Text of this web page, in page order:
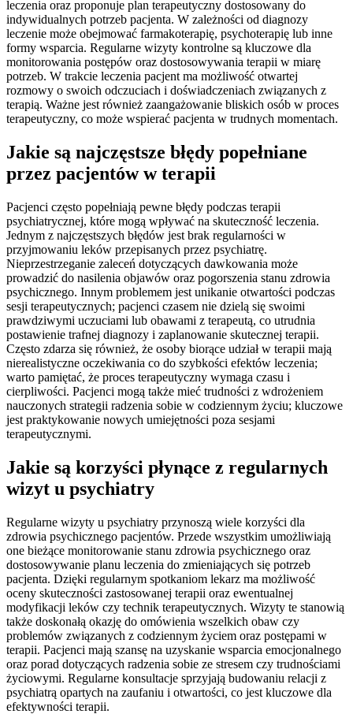
leczenia oraz proponuje plan terapeutyczny dostosowany do
indywidualnych potrzeb pacjenta. W zależności od diagnozy
leczenie może obejmować farmakoterapię, psychoterapię lub inne
formy wsparcia. Regularne wizyty kontrolne są kluczowe dla
monitorowania postępów oraz dostosowywania terapii w miarę
potrzeb. W trakcie leczenia pacjent ma możliwość otwartej
rozmowy o swoich odczuciach i doświadczeniach związanych z
terapią. Ważne jest również zaangażowanie bliskich osób w proces
terapeutyczny, co może wspierać pacjenta w trudnych momentach.
Jakie są najczęstsze błędy popełniane
przez pacjentów w terapii
Pacjenci często popełniają pewne błędy podczas terapii
psychiatrycznej, które mogą wpływać na skuteczność leczenia.
Jednym z najczęstszych błędów jest brak regularności w
przyjmowaniu leków przepisanych przez psychiatrę.
Nieprzestrzeganie zaleceń dotyczących dawkowania może
prowadzić do nasilenia objawów oraz pogorszenia stanu zdrowia
psychicznego. Innym problemem jest unikanie otwartości podczas
sesji terapeutycznych; pacjenci czasem nie dzielą się swoimi
prawdziwymi uczuciami lub obawami z terapeutą, co utrudnia
postawienie trafnej diagnozy i zaplanowanie skutecznej terapii.
Często zdarza się również, że osoby biorące udział w terapii mają
nierealistyczne oczekiwania co do szybkości efektów leczenia;
warto pamiętać, że proces terapeutyczny wymaga czasu i
cierpliwości. Pacjenci mogą także mieć trudności z wdrożeniem
nauczonych strategii radzenia sobie w codziennym życiu; kluczowe
jest praktykowanie nowych umiejętności poza sesjami
terapeutycznymi.
Jakie są korzyści płynące z regularnych
wizyt u psychiatry
Regularne wizyty u psychiatry przynoszą wiele korzyści dla
zdrowia psychicznego pacjentów. Przede wszystkim umożliwiają
one bieżące monitorowanie stanu zdrowia psychicznego oraz
dostosowywanie planu leczenia do zmieniających się potrzeb
pacjenta. Dzięki regularnym spotkaniom lekarz ma możliwość
oceny skuteczności zastosowanej terapii oraz ewentualnej
modyfikacji leków czy technik terapeutycznych. Wizyty te stanowią
także doskonałą okazję do omówienia wszelkich obaw czy
problemów związanych z codziennym życiem oraz postępami w
terapii. Pacjenci mają szansę na uzyskanie wsparcia emocjonalnego
oraz porad dotyczących radzenia sobie ze stresem czy trudnościami
życiowymi. Regularne konsultacje sprzyjają budowaniu relacji z
psychiatrą opartych na zaufaniu i otwartości, co jest kluczowe dla
efektywności terapii.